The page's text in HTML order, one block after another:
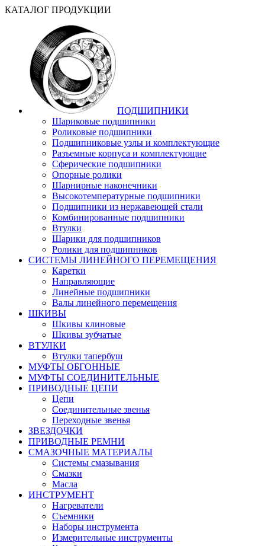
КАТАЛОГ ПРОДУКЦИИ
ПОДШИПНИКИ
Шариковые подшипники
Роликовые подшипники
Подшипниковые узлы и комплектующие
Разъемные корпуса и комплектующие
Сферические подшипники
Опорные ролики
Шарнирные наконечники
Высокотемпературные подшипники
Подшипники из нержавеющей стали
Комбинированные подшипники
Втулки
Шарики для подшипников
Ролики для подшипников
СИСТЕМЫ ЛИНЕЙНОГО ПЕРЕМЕЩЕНИЯ
Каретки
Направляющие
Линейные подшипники
Валы линейного перемещения
ШКИВЫ
Шкивы клиновые
Шкивы зубчатые
ВТУЛКИ
Втулки тапербуш
МУФТЫ ОБГОННЫЕ
МУФТЫ СОЕДИНИТЕЛЬНЫЕ
ПРИВОДНЫЕ ЦЕПИ
Цепи
Соединительные звенья
Переходные звенья
ЗВЕЗДОЧКИ
ПРИВОДНЫЕ РЕМНИ
СМАЗОЧНЫЕ МАТЕРИАЛЫ
Системы смазывания
Смазки
Масла
ИНСТРУМЕНТ
Нагреватели
Съемники
Наборы инструмента
Измерительные инструменты